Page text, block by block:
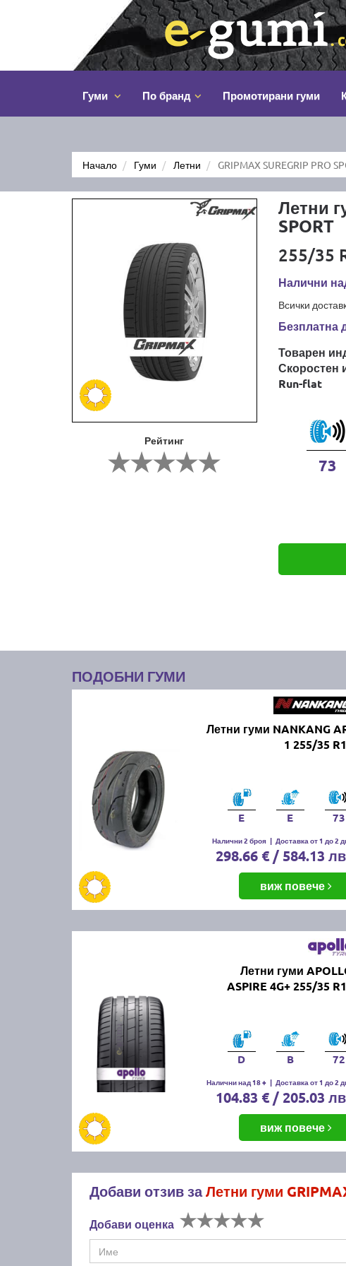
Гуми По бранд Промотирани гуми
Начало Гуми Летни GRIPMAX SUREGRIP PRO
Рейтинг
Летни
SPORT
255/35
Налични
Всички
Безплатна
Товарен
Скоростен
Run-flat
73
ПОДОБНИ ГУМИ
Летни гуми NANKANG
1 255/35
E E 73
Налични 2 броя | Доставка от 1 до 2
298.66 € / 584.13
виж повече
Летни гуми
ASPIRE 4G+ 255/35
D B 72
Налични над 18 + | Доставка от 1 до 2
104.83 € / 205.03
виж повече
Добави отзив заЛетни гуми
Добави оценка